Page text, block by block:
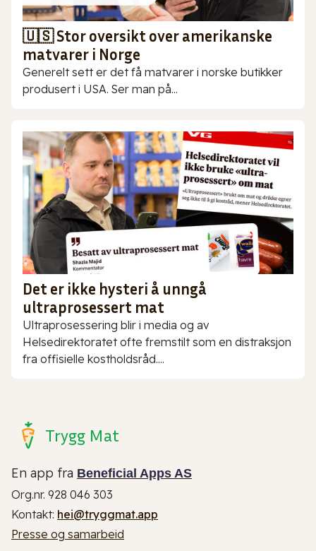
🇺🇸 Stor oversikt over amerikanske
matvarer i Norge
Generelt sett er det få matvarer i norske butikker
produsert i USA. Ser man på...
Det er ikke hysteri å unngå
ultraprosessert mat
Ultraprosessering blir i media og av
Helsedirektoratet ofte fremstilt som en distraksjon
fra offisielle kostholdsråd....
Trygg Mat
En app fra Beneficial Apps AS
Org.nr. 928 046 303
Kontakt: hei@tryggmat.app
Presse og samarbeid